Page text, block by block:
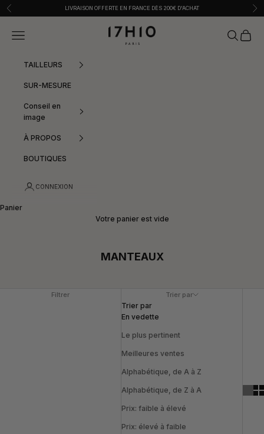
Passer au contenu
Précédent LIVRAISON OFFERTE EN FRANCE DÈS 200€ D'ACHAT
17h10
Menu Recherche
Panier
TAILLEURS
SUR-MESURE
Conseil en
image
À PROPOS
BOUTIQUES
CONNEXION
Panier
Votre panier est vide
MANTEAUX
Filtrer Trier par
Trier par
En vedette
Le plus pertinent
Meilleures ventes
Alphabétique, de A à Z
Alphabétique, de Z à A
Prix: faible à élevé
Prix: élevé à faible